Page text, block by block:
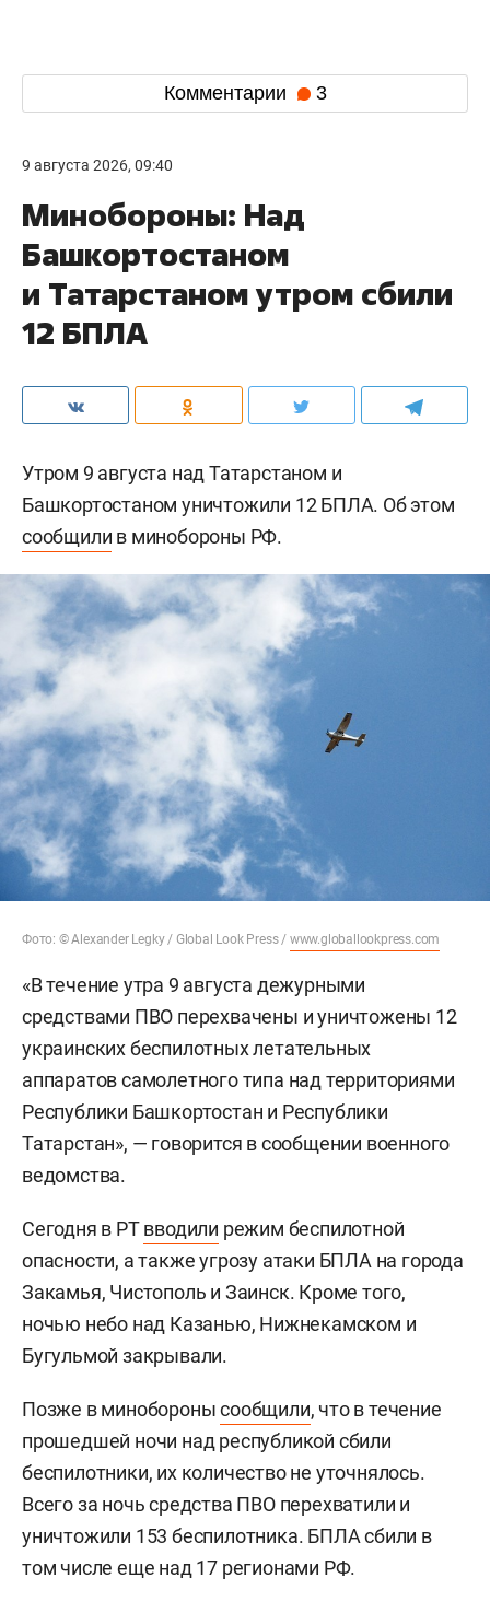
Комментарии 3
9 августа 2026, 09:40
Минобороны: Над
Башкортостаном
и Татарстаном утром сбили
12 БПЛА
Утром 9 августа над Татарстаном и
Башкортостаном уничтожили 12 БПЛА. Об этом
сообщили в минобороны РФ.
Фото: © Alexander Legky / Global Look Press / www.globallookpress.com
«В течение утра 9 августа дежурными
средствами ПВО перехвачены и уничтожены 12
украинских беспилотных летательных
аппаратов самолетного типа над территориями
Республики Башкортостан и Республики
Татарстан», — говорится в сообщении военного
ведомства.
Сегодня в РТвводили режим беспилотной
опасности, а также угрозу атаки БПЛА на города
Закамья, Чистополь и Заинск. Кроме того,
ночью небо над Казанью, Нижнекамском и
Бугульмой закрывали.
Позже в миноборонысообщили, что в течение
прошедшей ночи над республикой сбили
беспилотники, их количество не уточнялось.
Всего за ночь средства ПВО перехватили и
уничтожили 153 беспилотника. БПЛА сбили в
том числе еще над 17 регионами РФ.